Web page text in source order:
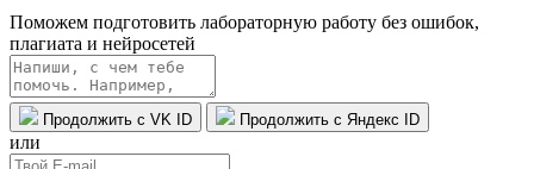
Поможем подготовить лабораторную работу без ошибок,
плагиата и нейросетей
Продолжить с VK ID Продолжить с Яндекс ID
или